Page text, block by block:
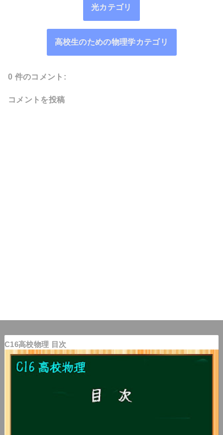
光カテゴリ
高校生のための物理学カテゴリ
0 件のコメント:
コメントを投稿
C16高校物理 目次